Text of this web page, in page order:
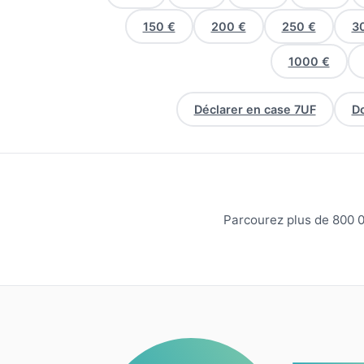
150 € 200 € 250 €
1000 €
Déclarer en case 7UF
Parcourez plus de 800